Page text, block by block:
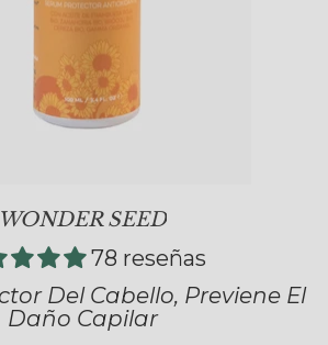
WONDER SEED
78 reseñas
Del Cabello, Previene El
Daño Capilar